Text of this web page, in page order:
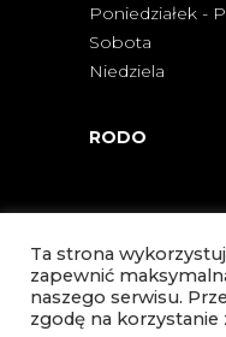
Poniedziałek -
Sobota
Niedziela
RODO
Ta strona
zapewnić
naszego serwisu.
zgodę na